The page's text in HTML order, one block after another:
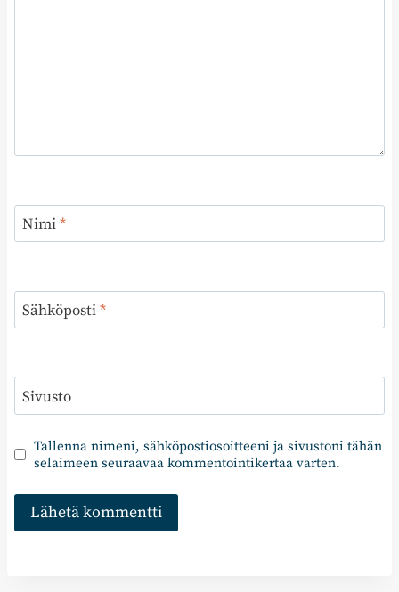
Nimi*
Sähköposti*
Sivusto
Tallenna nimeni, sähköpostiosoitteeni ja sivustoni tähän
selaimeen seuraavaa kommentointikertaa varten.